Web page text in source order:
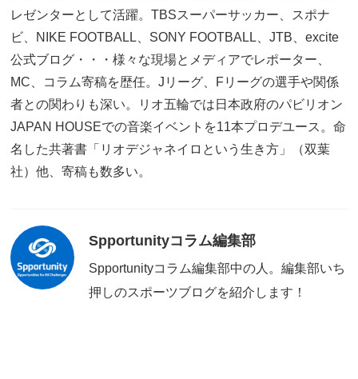
レゼンターとして活躍。TBSスーパーサッカー、スポナ
ビ、NIKE FOOTBALL、SONY FOOTBALL、JTB、excite
公式ブログ・・・様々な現場とメディアでレポーター、
MC、コラム寄稿を歴任。Jリーグ、Fリーグの選手や関係
者との関わりも深い。リオ五輪では日本政府のパビリオン
JAPAN HOUSEでの音楽イベントを11本プロデユース。命
名した共著書「リオデジャネイロという生き方」（双葉
社）他、寄稿も数多い。
Spportunityコラム編集部
Spportunityコラム編集部中の人。編集部いち
押しのスポーツブログを紹介します！